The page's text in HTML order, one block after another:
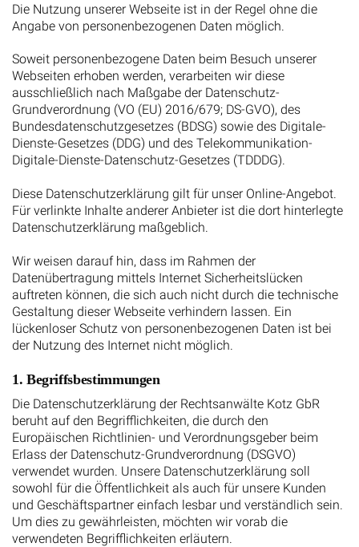
Die Nutzung unserer Webseite ist in der Regel ohne die
Angabe von personenbezogenen Daten möglich.
Soweit personenbezogene Daten beim Besuch unserer
Webseiten erhoben werden, verarbeiten wir diese
ausschließlich nach Maßgabe der Datenschutz-
Grundverordnung (VO (EU) 2016/679; DS-GVO), des
Bundesdatenschutzgesetzes (BDSG) sowie des Digitale-
Dienste-Gesetzes (DDG) und des Telekommunikation-
Digitale-Dienste-Datenschutz-Gesetzes (TDDDG).
Diese Datenschutzerklärung gilt für unser Online-Angebot.
Für verlinkte Inhalte anderer Anbieter ist die dort hinterlegte
Datenschutzerklärung maßgeblich.
Wir weisen darauf hin, dass im Rahmen der
Datenübertragung mittels Internet Sicherheitslücken
auftreten können, die sich auch nicht durch die technische
Gestaltung dieser Webseite verhindern lassen. Ein
lückenloser Schutz von personenbezogenen Daten ist bei
der Nutzung des Internet nicht möglich.
1. Begriffsbestimmungen
Die Datenschutzerklärung der Rechtsanwälte Kotz GbR
beruht auf den Begrifflichkeiten, die durch den
Europäischen Richtlinien- und Verordnungsgeber beim
Erlass der Datenschutz-Grundverordnung (DSGVO)
verwendet wurden. Unsere Datenschutzerklärung soll
sowohl für die Öffentlichkeit als auch für unsere Kunden
und Geschäftspartner einfach lesbar und verständlich sein.
Um dies zu gewährleisten, möchten wir vorab die
verwendeten Begrifflichkeiten erläutern.